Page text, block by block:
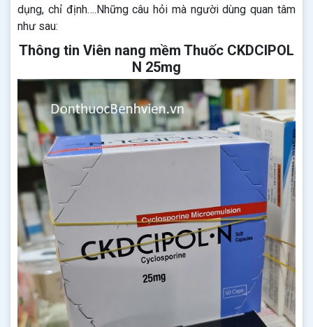
dụng, chỉ định….Những câu hỏi mà người dùng quan tâm
như sau:
Thông tin Viên nang mềm Thuốc CKDCIPOL
N 25mg